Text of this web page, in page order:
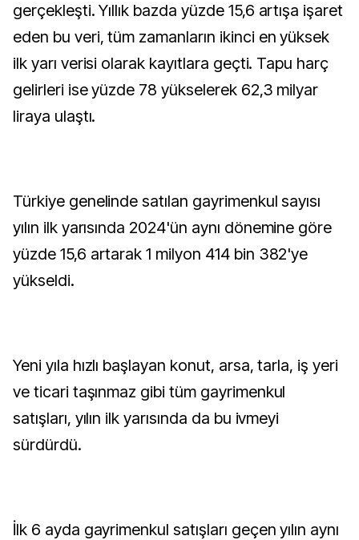
gerçekleşti. Yıllık bazda yüzde 15,6 artışa işaret
eden bu veri, tüm zamanların ikinci en yüksek
ilk yarı verisi olarak kayıtlara geçti. Tapu harç
gelirleri ise yüzde 78 yükselerek 62,3 milyar
liraya ulaştı.
Türkiye genelinde satılan gayrimenkul sayısı
yılın ilk yarısında 2024'ün aynı dönemine göre
yüzde 15,6 artarak 1 milyon 414 bin 382'ye
yükseldi.
Yeni yıla hızlı başlayan konut, arsa, tarla, iş yeri
ve ticari taşınmaz gibi tüm gayrimenkul
satışları, yılın ilk yarısında da bu ivmeyi
sürdürdü.
İlk 6 ayda gayrimenkul satışları geçen yılın aynı